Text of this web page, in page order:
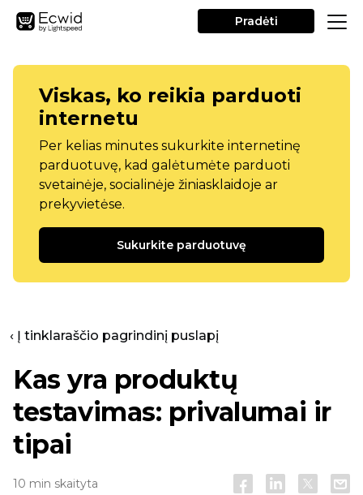
Pradėti
Viskas, ko reikia parduoti
internetu
Per kelias minutes sukurkite internetinę
parduotuvę, kad galėtumėte parduoti
svetainėje, socialinėje žiniasklaidoje ar
prekyvietėse.
Sukurkite parduotuvę
‹ Į tinklaraščio pagrindinį puslapį
Kas yra produktų
testavimas: privalumai ir
tipai
10 min skaityta